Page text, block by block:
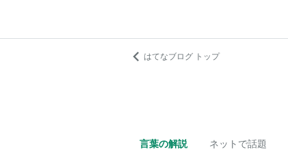
はてなブログ トップ
言葉の解説 ネットで話題